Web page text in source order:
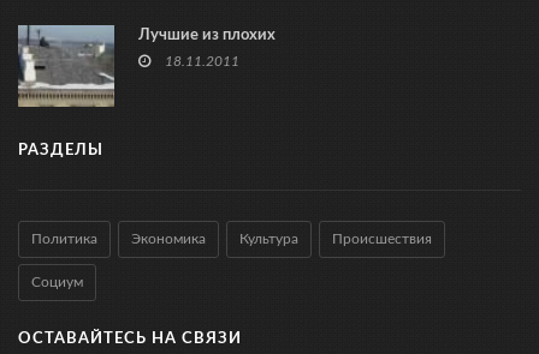
Лучшие из плохих
18.11.2011
РАЗДЕЛЫ
Политика Экономика Культура Происшествия
Социум
ОСТАВАЙТЕСЬ НА СВЯЗИ